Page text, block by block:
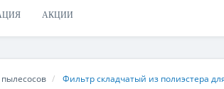
АКЦИИ
Фильтр складчатый из полиэстера